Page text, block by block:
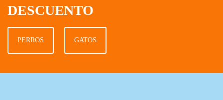
DESCUENTO
PERROS GATOS